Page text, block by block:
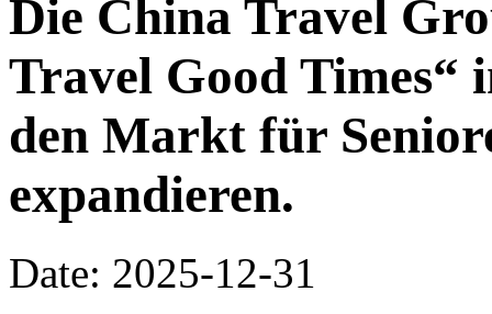
Die China Travel
Travel Good Times“
den Markt für
expandieren.
Date: 2025-12-31